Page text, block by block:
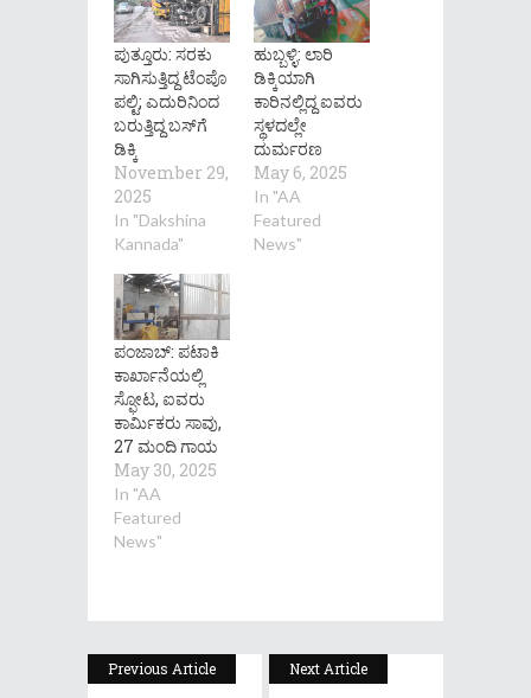
ಪುತ್ತೂರು: ಸರಕು
ಸಾಗಿಸುತ್ತಿದ್ದ ಟೆಂಪೊ
ಪಲ್ಟಿ; ಎದುರಿನಿಂದ
ಬರುತ್ತಿದ್ದ ಬಸ್‌ಗೆ
ಡಿಕ್ಕಿ
November 29,
2025
In "Dakshina
Kannada"
ಹುಬ್ಬಳ್ಳಿ: ಲಾರಿ
ಡಿಕ್ಕಿಯಾಗಿ
ಕಾರಿನಲ್ಲಿದ್ದ ಐವರು
ಸ್ಥಳದಲ್ಲೇ
ದುರ್ಮರಣ
May 6, 2025
In "AA
Featured
News"
ಪಂಜಾಬ್: ಪಟಾಕಿ
ಕಾರ್ಖಾನೆಯಲ್ಲಿ
ಸ್ಫೋಟ, ಐವರು
ಕಾರ್ಮಿಕರು ಸಾವು,
27 ಮಂದಿ ಗಾಯ
May 30, 2025
In "AA
Featured
News"
Previous Article Next Article